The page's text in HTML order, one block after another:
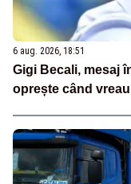
6 aug. 2026, 18:51
Gigi Becali, mesaj
oprește când